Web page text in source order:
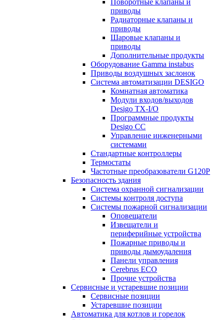
Поворотные клапаны и
приводы
Радиаторные клапаны и
приводы
Шаровые клапаны и
приводы
Дополнительные продукты
Оборудование Gamma instabus
Приводы воздушных заслонок
Система автоматизации DESIGO
Комнатная автоматика
Модули входов/выходов
Desigo TX-I/O
Программные продукты
Desigo CC
Управление инженерными
системами
Стандартные контроллеры
Термостаты
Частотные преобразователи G120P
Безопасность здания
Система охранной сигнализации
Системы контроля доступа
Системы пожарной сигнализации
Оповещатели
Извещатели и
периферийные устройства
Пожарные приводы и
приводы дымоудаления
Панели управления
Cerebrus ECO
Прочие устройства
Сервисные и устаревшие позиции
Сервисные позиции
Устаревшие позиции
Автоматика для котлов и горелок